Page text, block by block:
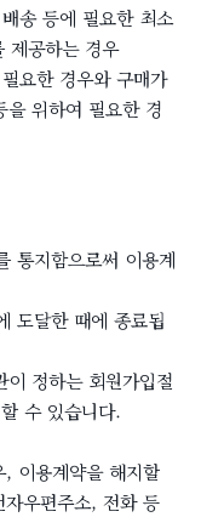
송 등에 필요한 최소
제공하는 경우
요한 경우와 구매가
위하여 필요한 경
통지함으로써 이용계
도달한 때에 종료됩
정하는 회원가입절
수 있습니다.
, 이용계약을 해지할
자우편주소, 전화 등